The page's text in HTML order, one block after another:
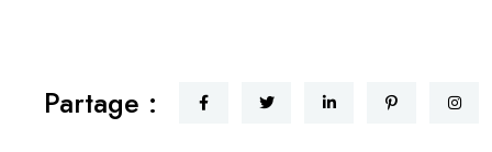
Partage :